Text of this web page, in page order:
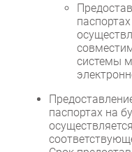
системы
паспортах на